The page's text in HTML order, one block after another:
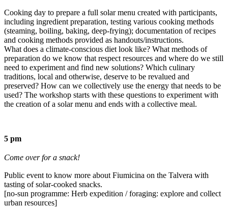
Cooking day to prepare a full solar menu created with participants,
including ingredient preparation, testing various cooking methods
(steaming, boiling, baking, deep-frying); documentation of recipes
and cooking methods provided as handouts/instructions.
What does a climate-conscious diet look like? What methods of
preparation do we know that respect resources and where do we still
need to experiment and find new solutions? Which culinary
traditions, local and otherwise, deserve to be revalued and
preserved? How can we collectively use the energy that needs to be
used? The workshop starts with these questions to experiment with
the creation of a solar menu and ends with a collective meal.
5 pm
Come over for a snack!
Public event to know more about Fiumicina on the Talvera with
tasting of solar-cooked snacks.
[no-sun programme: Herb expedition / foraging: explore and collect
urban resources]